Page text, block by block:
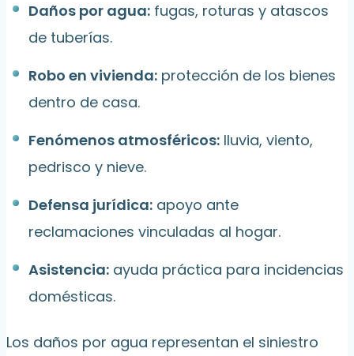
Daños por agua: fugas, roturas y atascos
de tuberías.
Robo en vivienda: protección de los bienes
dentro de casa.
Fenómenos atmosféricos: lluvia, viento,
pedrisco y nieve.
Defensa jurídica: apoyo ante
reclamaciones vinculadas al hogar.
Asistencia: ayuda práctica para incidencias
domésticas.
Los daños por agua representan el siniestro